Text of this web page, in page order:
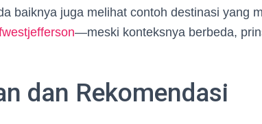
baiknya juga melihat contoh destinasi yang
—meski konteksnya berbeda,
dan Rekomendasi